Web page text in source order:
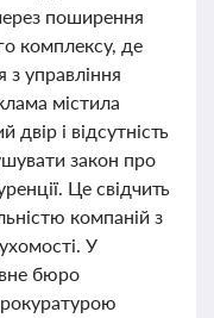
поширення
комплексу, де
з управління
містила
двір і відсутність
закон про
Це свідчить
компаній з
У
бюро